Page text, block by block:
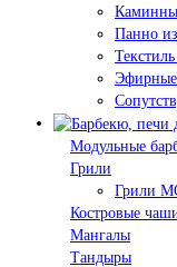
Панно
Эфирные
Модульные
Грили
Грили
Костровые
Мангалы
Тандыры